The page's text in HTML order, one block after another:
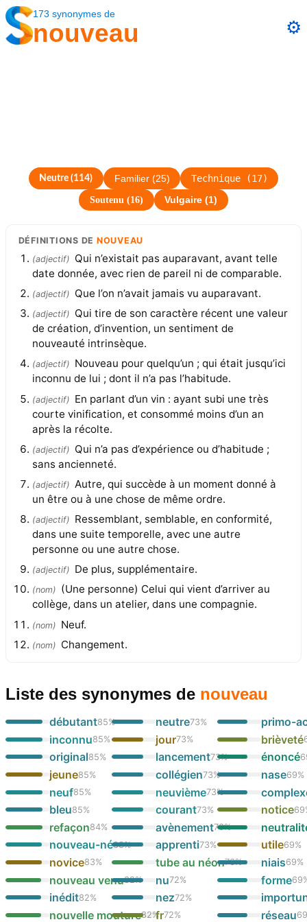
173 synonymes de
nouveau ⚙️
Neutre (114) Familier(25) Technique(17)
Soutenu (16) Vulgaire (1)
DÉFINITIONS DE NOUVEAU
(adjectif) Qui n’existait pas auparavant, avant telle
date donnée, avec rien de pareil ni de comparable.
(adjectif) Que l’on n’avait jamais vu auparavant.
(adjectif) Qui tire de son caractère récent une valeur
de création, d’invention, un sentiment de
nouveauté intrinsèque.
(adjectif) Nouveau pour quelqu’un ; qui était jusqu’ici
inconnu de lui ; dont il n’a pas l’habitude.
(adjectif) En parlant d’un vin : ayant subi une très
courte vinification, et consommé moins d’un an
après la récolte.
(adjectif) Qui n’a pas d’expérience ou d’habitude ;
sans ancienneté.
(adjectif) Autre, qui succède à un moment donné à
un être ou à une chose de même ordre.
(adjectif) Ressemblant, semblable, en conformité,
dans une suite temporelle, avec une autre
personne ou une autre chose.
(adjectif) De plus, supplémentaire.
(nom) (Une personne) Celui qui vient d’arriver au
collège, dans un atelier, dans une compagnie.
(nom) Neuf.
(nom) Changement.
Liste des synonymes de nouveau
débutant85%
inconnu85%
original85%
jeune85%
neuf85%
bleu85%
refaçon84%
nouveau-né83%
novice83%
nouveau venu82%
inédit82%
nouvelle mouture82%
neutre73%
jour73%
lancement73%
collégien73%
neuvième73%
courant73%
avènement73%
apprenti73%
tube au néon73%
nu72%
nez72%
fr72%
primo-
brièveté
énoncé
nase69%
notice69
utile69%
niais69%
forme69
réseau